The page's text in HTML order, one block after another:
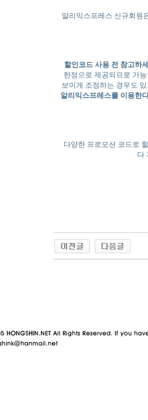
알리익스프레스 신규회원
할인코드 사용 전 참고하
한정으로 제공되므로 가
보이게 조정하는 경우도
알리익스프레스를 이용한
다양한 프로모션 코드로
다